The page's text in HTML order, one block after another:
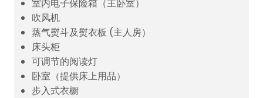
室内电子保险箱（主卧室）
吹风机
蒸气熨斗及熨衣板 (主人房）
床头柜
可调节的阅读灯
卧室（提供床上用品）
步入式衣橱